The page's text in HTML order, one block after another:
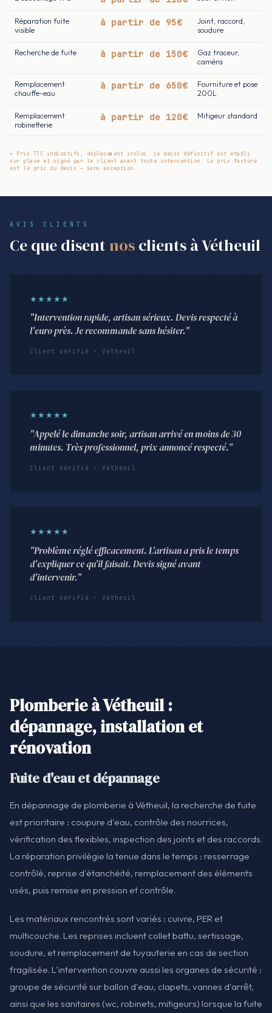
Réparation fuite
visible
à partir de 95€
Joint, raccord,
soudure
Recherche de fuite à partir de 150€
Gaz traceur,
caméra
Remplacement
chauffe-eau
à partir de 650€
Fourniture et pose
200L
Remplacement
robinetterie
à partir de 120€ Mitigeur standard
* Prix TTC indicatifs, déplacement inclus. Le devis définitif est établi
sur place et signé par le client avant toute intervention. Le prix facturé
est le prix du devis — sans exception.
AVIS CLIENTS
Ce que disent nosclients à Vétheuil
★★★★★
"Intervention rapide, artisan sérieux. Devis respecté à
l'euro près. Je recommande sans hésiter."
Client vérifié · Vétheuil
★★★★★
"Appelé le dimanche soir, artisan arrivé en moins de 30
minutes. Très professionnel, prix annoncé respecté."
Client vérifié · Vétheuil
★★★★★
"Problème réglé efficacement. L'artisan a pris le temps
d'expliquer ce qu'il faisait. Devis signé avant
d'intervenir."
Client vérifié · Vétheuil
Plomberie à Vétheuil :
dépannage, installation et
rénovation
Fuite d'eau et dépannage
En dépannage de plomberie à Vétheuil, la recherche de fuite
est prioritaire : coupure d'eau, contrôle des nourrices,
vérification des flexibles, inspection des joints et des raccords.
La réparation privilégie la tenue dans le temps : resserrage
contrôlé, reprise d'étanchéité, remplacement des éléments
usés, puis remise en pression et contrôle.
Les matériaux rencontrés sont variés : cuivre, PER et
multicouche. Les reprises incluent collet battu, sertissage,
soudure, et remplacement de tuyauterie en cas de section
fragilisée. L'intervention couvre aussi les organes de sécurité :
groupe de sécurité sur ballon d'eau, clapets, vannes d'arrêt,
ainsi que les sanitaires (wc, robinets, mitigeurs) lorsque la fuite